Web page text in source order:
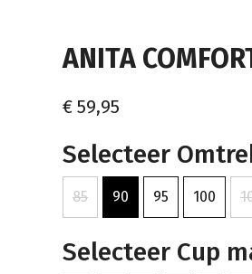
ANITA
€ 59,95
Selecteer
85 90 95 100
Selecteer Cup